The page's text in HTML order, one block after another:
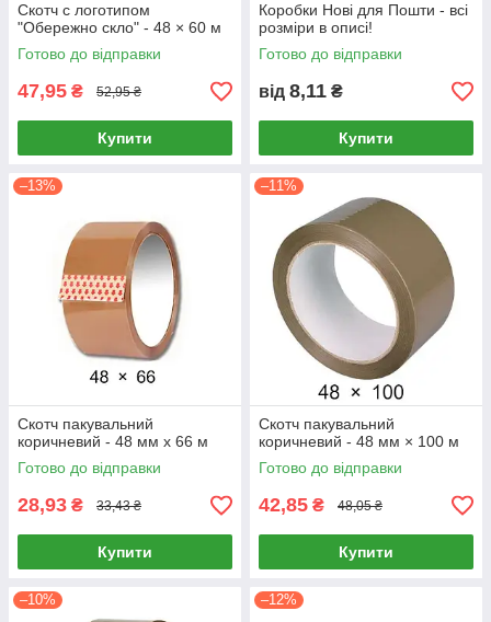
Скотч с логотипом
"Обережно скло" - 48 × 60 м
Готово до відправки
47,95 ₴ 52,95 ₴
Купити
Коробки Нові для Пошти - всі
розміри в описі!
Готово до відправки
від 8,11 ₴
Купити
–13%
Скотч пакувальний
коричневий - 48 мм х 66 м
Готово до відправки
28,93 ₴ 33,43 ₴
Купити
–11%
Скотч пакувальний
коричневий - 48 мм × 100 м
Готово до відправки
42,85 ₴ 48,05 ₴
Купити
–10% –12%